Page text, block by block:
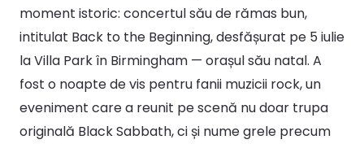
moment istoric: concertul său de rămas bun,
intitulat Back to the Beginning, desfășurat pe 5 iulie
la Villa Park în Birmingham — orașul său natal. A
fost o noapte de vis pentru fanii muzicii rock, un
eveniment care a reunit pe scenă nu doar trupa
originală Black Sabbath, ci și nume grele precum